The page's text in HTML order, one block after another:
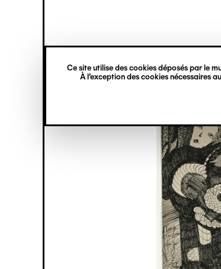
Ce site utilise des cookies déposés par le
À l’exception des cookies nécessaires
principal
verticale